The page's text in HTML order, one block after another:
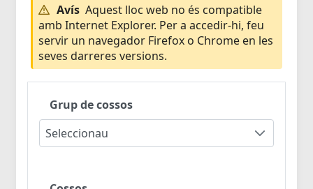
Avís Aquest lloc web no és compatible
amb Internet Explorer. Per a accedir-hi, feu
servir un navegador Firefox o Chrome en les
seves darreres versions.
Grup de cossos
Seleccionau